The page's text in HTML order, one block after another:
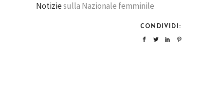
Notiziesulla Nazionale femminile
CONDIVIDI: